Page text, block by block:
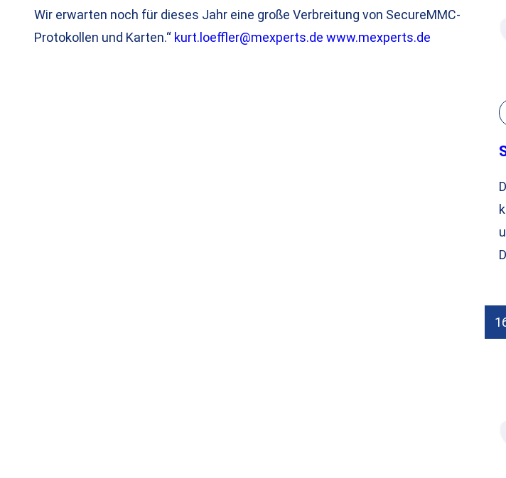
Wir erwarten noch für dieses Jahr eine große Verbreitung von SecureMMC-
Protokollen und Karten.“ kurt.loeffler@mexperts.de www.mexperts.de